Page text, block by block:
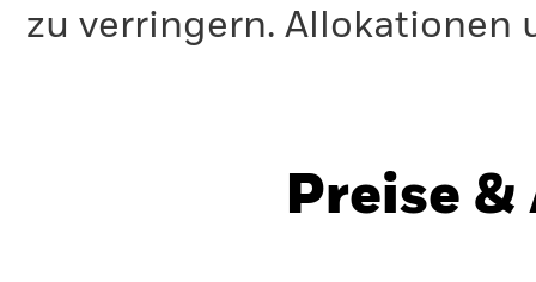
zu verringern. Allokationen
Preise